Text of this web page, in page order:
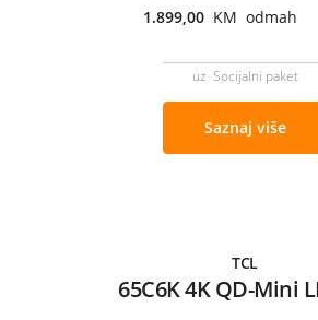
1.899,00 KM odmah
uz Socijalni paket
Saznaj više
TCL
65C6K 4K QD-Mini